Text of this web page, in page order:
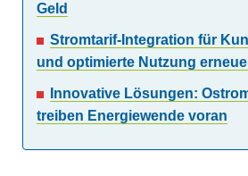
Geld
Stromtarif-Integration für
und optimierte Nutzung
Innovative Lösungen:
treiben Energiewende voran